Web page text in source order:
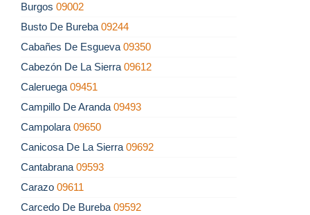
Burgos 09002
Busto De Bureba 09244
Cabañes De Esgueva 09350
Cabezón De La Sierra 09612
Caleruega 09451
Campillo De Aranda 09493
Campolara 09650
Canicosa De La Sierra 09692
Cantabrana 09593
Carazo 09611
Carcedo De Bureba 09592